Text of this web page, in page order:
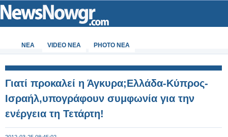
ΝΕΑ VIDEO NEA PHOTO NEA
Γιατί προκαλεί η Άγκυρα;Ελλάδα-Κύπρος-
Ισραήλ,υπογράφουν συμφωνία για την
ενέργεια τη Τετάρτη!